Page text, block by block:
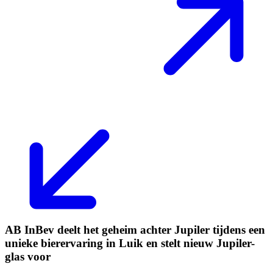
AB InBev deelt het geheim achter Jupiler tijdens een
unieke bierervaring in Luik en stelt nieuw Jupiler-
glas voor